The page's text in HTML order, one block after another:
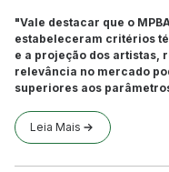
"Vale destacar que o
estabeleceram critérios
e a projeção dos artistas,
relevância no mercado
superiores aos
Leia Mais